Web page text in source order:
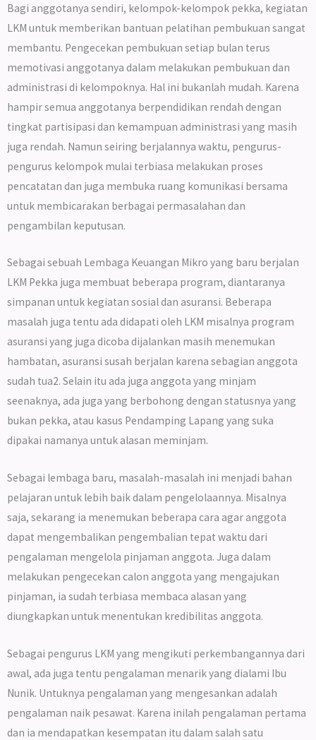
Bagi anggotanya sendiri, kelompok-kelompok pekka, kegiatan
LKM untuk memberikan bantuan pelatihan pembukuan sangat
membantu. Pengecekan pembukuan setiap bulan terus
memotivasi anggotanya dalam melakukan pembukuan dan
administrasi di kelompoknya. Hal ini bukanlah mudah. Karena
hampir semua anggotanya berpendidikan rendah dengan
tingkat partisipasi dan kemampuan administrasi yang masih
juga rendah. Namun seiring berjalannya waktu, pengurus-
pengurus kelompok mulai terbiasa melakukan proses
pencatatan dan juga membuka ruang komunikasi bersama
untuk membicarakan berbagai permasalahan dan
pengambilan keputusan.
Sebagai sebuah Lembaga Keuangan Mikro yang baru berjalan
LKM Pekka juga membuat beberapa program, diantaranya
simpanan untuk kegiatan sosial dan asuransi. Beberapa
masalah juga tentu ada didapati oleh LKM misalnya program
asuransi yang juga dicoba dijalankan masih menemukan
hambatan, asuransi susah berjalan karena sebagian anggota
sudah tua2. Selain itu ada juga anggota yang minjam
seenaknya, ada juga yang berbohong dengan statusnya yang
bukan pekka, atau kasus Pendamping Lapang yang suka
dipakai namanya untuk alasan meminjam.
Sebagai lembaga baru, masalah-masalah ini menjadi bahan
pelajaran untuk lebih baik dalam pengelolaannya. Misalnya
saja, sekarang ia menemukan beberapa cara agar anggota
dapat mengembalikan pengembalian tepat waktu dari
pengalaman mengelola pinjaman anggota. Juga dalam
melakukan pengecekan calon anggota yang mengajukan
pinjaman, ia sudah terbiasa membaca alasan yang
diungkapkan untuk menentukan kredibilitas anggota.
Sebagai pengurus LKM yang mengikuti perkembangannya dari
awal, ada juga tentu pengalaman menarik yang dialami Ibu
Nunik. Untuknya pengalaman yang mengesankan adalah
pengalaman naik pesawat. Karena inilah pengalaman pertama
dan ia mendapatkan kesempatan itu dalam salah satu